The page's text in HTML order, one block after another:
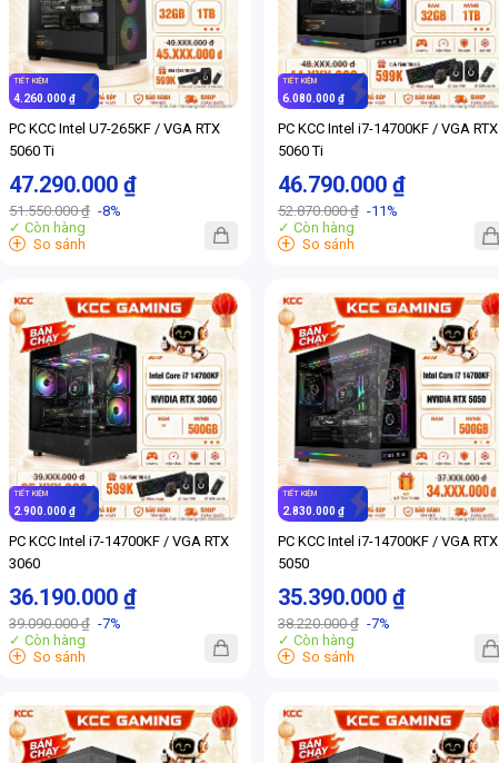
TIẾT KIỆM
4.260.000 ₫
PC KCC Intel U7-265KF / VGA RTX
5060 Ti
47.290.000 ₫
51.550.000 ₫ -8%
✓ Còn hàng
+ So sánh
TIẾT KIỆM
6.080.000 ₫
PC KCC Intel i7-14700KF / VGA RTX
5060 Ti
46.790.000 ₫
52.870.000 ₫ -11%
✓ Còn hàng
+ So sánh
TIẾT KIỆM
2.900.000 ₫
PC KCC Intel i7-14700KF / VGA RTX
3060
36.190.000 ₫
39.090.000 ₫ -7%
✓ Còn hàng
+ So sánh
TIẾT KIỆM
2.830.000 ₫
PC KCC Intel i7-14700KF / VGA RTX
5050
35.390.000 ₫
38.220.000 ₫ -7%
✓ Còn hàng
+ So sánh